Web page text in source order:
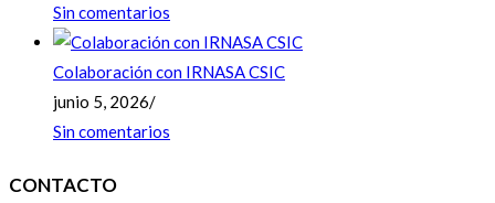
Sin comentarios
Colaboración con IRNASA CSIC
junio 5, 2026/
Sin comentarios
CONTACTO